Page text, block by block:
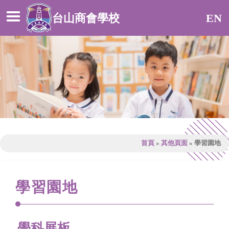
台山商會學校 EN
首頁 » 其他頁面 » 學習園地
學習園地